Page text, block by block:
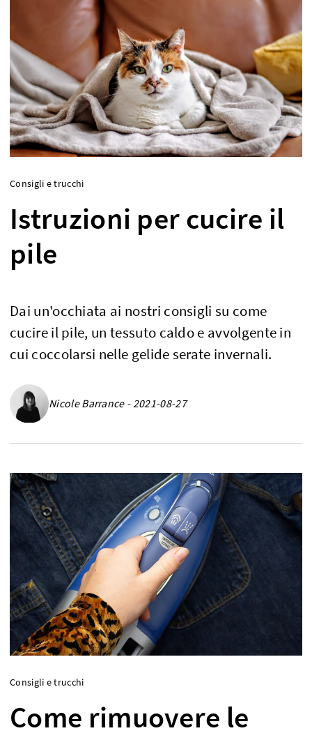
Consigli e trucchi
Istruzioni per cucire il
pile
Dai un'occhiata ai nostri consigli su come
cucire il pile, un tessuto caldo e avvolgente in
cui coccolarsi nelle gelide serate invernali.
Nicole Barrance - 2021-08-27
Consigli e trucchi
Come rimuovere le